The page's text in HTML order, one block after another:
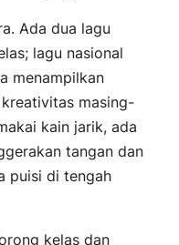
Ada dua lagu
lagu nasional
menampilkan
masing-
kain jarik, ada
tangan dan
puisi di tengah
kelas dan